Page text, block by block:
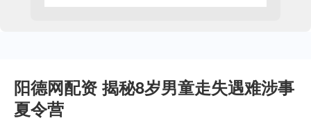
阳德网配资 揭秘8岁男童走失遇难涉事
夏令营